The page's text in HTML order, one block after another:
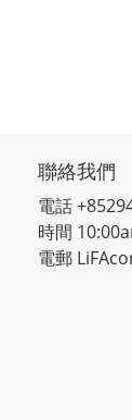
聯絡我們
電話
時間
電郵